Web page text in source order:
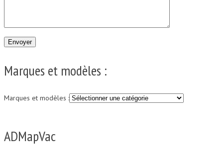
Marques et modèles :
Marques et modèles :
ADMapVac